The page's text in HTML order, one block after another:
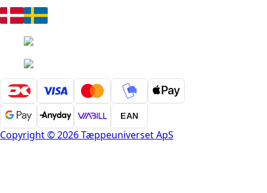
EAN
Copyright © 2026 Tæppeuniverset ApS